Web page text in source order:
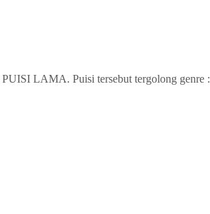
LAMA. Puisi tersebut tergolong genre :